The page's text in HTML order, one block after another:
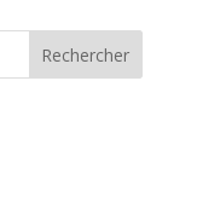
Rechercher